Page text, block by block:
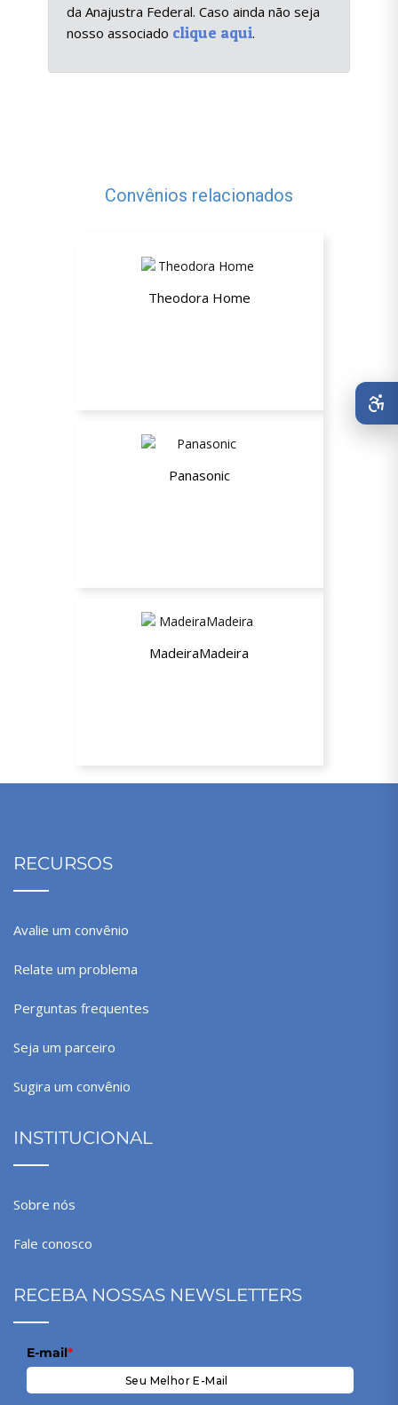
da Anajustra Federal. Caso ainda não seja
nosso associado clique aqui.
Convênios relacionados
Theodora Home
Panasonic
MadeiraMadeira
RECURSOS
Avalie um convênio
Relate um problema
Perguntas frequentes
Seja um parceiro
Sugira um convênio
INSTITUCIONAL
Sobre nós
Fale conosco
RECEBA NOSSAS NEWSLETTERS
E-mail*